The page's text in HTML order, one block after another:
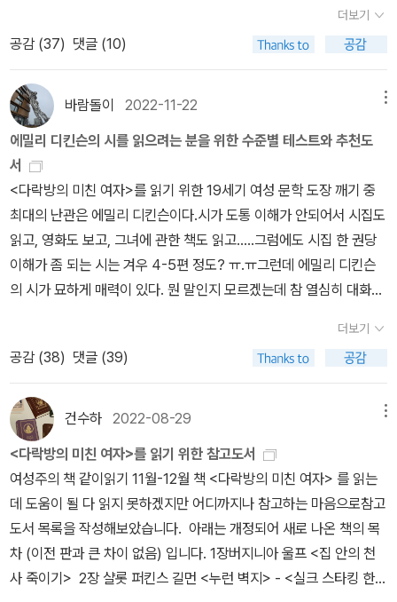
해 이렇게 말한다.˝나는 달랠 길 없는 슬픔을 품은 채 그토록 오랫동
안 살기 위해서는 영웅적 용기가 필요했을 것이라고 느낀다. 에밀리
디킨슨은 가장 사랑하는 친구, 통렬할 정도로 가장 가까웠던 친구를
36년 동안 자신의 온 존재를 다해 사랑했다.˝(<<진리의 발견>> 60
9쪽) 달랠 길 없는 슬픔. 디킨슨이 사랑한 사람은 친구이자 오빠의 아
내였다. 이루어질 수 없는 사랑의 대상을 먼 발치서 바라보며 그녀는
˝달랠 길 없는 슬픔˝을 시로 달랬다. 그 위안이 얼마나 컸을까만은 55
세까지 버틸 수 있는 힘을 줄만큼은 되었다. 오랜 세월 시인은 분명 뼈
가 깎이는 고통을 겪었을 테지만, 깎인 뼛가루에서 ‘시‘라는 사리가 탄
생했다. 그것도 한 개가 아니라 수천 개가. 그 구슬들은 하나같이 반짝
거렸다. 에밀리 디킨슨은 이십 대 후반부터 세상과 담을 쌓고 살았다.
그녀는 두 개의 창이 있는, 햇살 잘 드는 작은 방에서 가로세로 대략
45센티미터의 책상에 앉아 세계를 누볐다. 책이라는 ˝군함˝을 타고
과 영원, 아름다움과 추함, 읽기와 쓰기의 즐거움을 노래했다. 디킨슨
의 시를 읽는 것은 그 노래를 듣는 것이다. 이 노래에는 다운로드 비용
이 들지 않는다. ˝아무리 가난해도˝ 들을 수 있다. 그래서 나는 이 노
래를 매일 들어볼까 일단 생각만 해본다.^^;;; If I read a book and i
t makes my whole body so cold no fire can warm me I kno
w that is poetry. If I feel physically as if the top of my head
were taken off, I know that is poetry. These are the only w
ay I know it. Is there any other way? 내가 읽은 책 한 권이 내
온몸을 어떤 불로도 데울 수 없을 만큼 싸늘하게 만든다면, 그게 시예
언 혈통 작가가 쓴 작품만 모아 놓은 시리즈는 상당히 이례적이다.2.
고딕서가 - 수상쩍을 정도로 고딕 문학에 진심인 출판사여기는 제목
그대로 고딕 문학을 집중적으로 내고 있어서, 지금까지 나온 다섯 권
모두가 딱 그 장르에 해당한다. 그중 두 권은 장편이고 (그중 하나는
무려 르파뉴의 작품이다!), 세 권은 개스켈, 올컷, 셸리 같은 작가들의
작품을 모은 단편집이다. 번역자가 모두 같은 사람인 것으로 미루어
이른바 '덕업일치'의 경지에 이른 1인 출판사인지도 모르겠다.(비슷한
경우가 과거 SF만 열심히 간행하다가 결국 우주 저편으로 사라졌던
'불새' 출판사인데, 아쉽게도 1인 출판사로 기획부터 제작까지 도맡다
보니 번역이나 편집에서는 어설픈 부분이 적지 않았다고 기억한다.
인이 소장하던 '사이보그 009'와 '초인 로크' 전권을 매각하겠다고 S
NS에 올리는 '패기'를 보여주었던 것이 각별히 기억에 남는다). 그런
정도를 제외하면 본격적인 고딕 문학에 해당하는 작품은 의외로 많이
소개되지 않았다고 기억하기 때문에 한층 더 궁금하고 신기하고, 뭐,
그렇다.(카포티와 오코너와 매컬러스로 대표되는 '남부 고딕'과는 또
느낌이 많이 다르지 않나 싶기도 하다. '고딕'의 정의를 뭐로 하느냐에
따라 다를 수도 있기는 한데, 게이먼의 '죽음'이나 애덤스의 '웬즈데이'
같은 '고스'와는 또 뭐가 다른지도 따져봐야 할 것 같으니, 이것도 본
격적으로 파고 들어가 보면 제법 공부를 해야 될 것 같기도 하다). 일
단 고딕서가의 책은 세 권쯤 이미 사다 놓았으니 조금 한가해질 때에
자 씨익~.작년 1월 중 완독 했었는데 읽고 너무 좋아서 독후 활동?도
하면서 혼자 놀았던 흔적들이 보여 사진을 올려본다. 그때는 리뷰를
쓰게 된다면 같이 올려보려고 사진을 찍어 뒀었는데 리뷰를 어떻게
써야 하나? 고민만 하다가 시간이 지났던 것 같다.그러니까, 너무 좋
은데 이 좋은 걸 어떻게 설명해야 하나요? 뭐 그런 심정이었달까?중
년의 올리브와 가족, 그리고 올리브 이웃들의 솔직하면서, 현실적인
서로의 관계에 대해 면밀하게 묘사되어 있는데 어쩌면 곧 우리에게
다가올, 또는 지금 현재 닥친 우리네 모습을 되돌아 볼 수 있도록 쓴
무척 공감가는 소설이었다. 올리브 덕분에 줄곧 노년의 건강한 올리
브가 되고 싶어 걷기 싫어도 열심히 걷고 있기도 하다.아래 사진은 올
리브 책 내용과는 전혀 상관 없다.참고 하시길^^개인적으로 올리브
그린 색을 좋아한다. 나는 주로 녹차색이라고 부르긴 하는데, 올리브
책의 표지는 별로여도 <올리브 키터리지>책이 너무 좋아 저 색이 정
확히 어떤 색인지 찾아보려고 할일없이 저런 짓도 했었던....올리브 그
린 색일 것이라 단정했던 나였건만, 막상 색연필을 비교해보니 마린
그린색 988 번 같기도 하다. 옷장에 있는 올리브 그린색이라 칭하는
쉐타랑 조끼랑 양말을 들고 나와 비교를 해봤지만, 똑같은 색이 없는
듯하다.아, 올리브 당신은 어떤 그 무엇과도 대체할 수 없는 당신만의
색깔을 지니고 계시군요? 신디가 고개를 돌렸다. 햇빛이 장엄했다.
한낮의 빛이 끝을 향하면서 입 벌린 모습을 한 태양이 연푸른 하늘을
배경으로 황홀한 노란색을 쏟아냈고, 그 빛은 헐벗은 나뭇가지들 사
nel is not lighted Existence with a wallIs better we consider
Than not exist at all - (보이지 않는)암흑, 절망 속에서도누군가가
바꿔놓는 접시에 올려차린 식탁 한 번에 한손님 그리고두 번째는 차
리지 않는다남긴 부스러기를 까마귀들이 살펴보다묘하게 깍깍대며푸
드득 지나쳐농부의 옥수수로 가버렸고사람들이 그것을 먹고 죽는다F
ame is a fickle foodUpon a shifting plateWhose table once
a Guest but notThe second time is setWhose crumbs the
crows inspectAnd with ironic cawFlap past it to theFarme
r's CornMen eat of it and die.첫 번째 행과 마지막 결말이 마치
이어지는 듯명예를 좇던 이의 좋지 않은 결말이 떠올랐다원어와 함께
바로 읽을 수 있으니 좋다.역시 원어 문장이 더 좋은 것 같지만 번역에
분 봤는데 굉장히 좋다고 하셨다. (비타님과 루피닷님인데 존경합니
다. ^^) 다른 분들은 지난 글 반응을 보았을 때 다들 나보다는 나았지
만 또 나랑 비슷한 분들도 많아서 역시 위로가 됐다. ^^어쨌든 이상하
게 오기가 생긴다. 보통 이렇게 이해가 잘 안가면 그냥 던져버리는데
<다락방의 미친 여자>을 읽기 위해서라고 생각해도 평소의 내 성격
이나 행동패턴에 비하면 집착하고 있는거 같다. 에밀리 디킨슨 당신
이 이기나 내가 이기나 한번 해보자 뭐 이런..... 하여튼 시집을 6권을
읽었는데 이해가 되는 시는 시집 한 권당 3-4편에 불과하다. 그래서
그녀에 대한 자료를 찾고 그녀에 대한 이야기들을 찾기 시작했다. 작
가의 생애나 생각, 주변 환경같은걸 알면 좀 이해가 되는 경우가 많으
니까 말이다. 시인 에밀리 디킨슨의 이름을 처음 들은건 마리아 포포
바의 책 <진리의 발견>에서가 최초였다. 여기서 에밀리 디킨슨이
상당한 분량으로 서술되는데 사실 이 때도 그녀의 시는 좀 흐린 눈으
로 읽었다. 이유는 역시 이해가 잘 안되어서...... 이 책에서 시인의 삶
다. 원래 친구였는데 수잔이 시인의 오빠와 결혼하면서 둘은 더욱 친
해지고 그것이 사랑으로까지 이어졌다는 것이다. 아니면 원래 둘이
서로 사랑했는데 당시의 현실때문에 수잔이 디킨슨가를 떠나지 않고
시인의 곁에 남기 위해 그 오빠와 결혼했다는 가설도 이 책에서 제시
하고 있다. 둘의 사랑을 암시하는 편지나 시가 많은데 그 중 내 마음에
들어온 시는두 개의 석양을 보냅니다 ㅡ낮과 내가 ㅡ 앞서거니 뒤서
거니 달리다 ㅡ나는 둘을 끝냈답니다 ㅡ 별 네댓 개도요 ㅡ그동안 그
는 ㅡ 하나를 만들고 있었어요 ㅡ그의 것은 훨씬 컸지만 ㅡ 내가 한 친
더보기
공감 (37) 댓글 (10)
바람돌이 2022-11-22
에밀리 디킨슨의 시를 읽으려는 분을 위한 수준별 테스트와 추천도
서
<다락방의 미친 여자>를 읽기 위한 19세기 여성 문학 도장 깨기 중
최대의 난관은 에밀리 디킨슨이다.시가 도통 이해가 안되어서 시집도
읽고, 영화도 보고, 그녀에 관한 책도 읽고.....그럼에도 시집 한 권당
이해가 좀 되는 시는 겨우 4-5편 정도? ㅠ.ㅠ그런데 에밀리 디킨슨
의 시가 묘하게 매력이 있다. 뭔 말인지 모르겠는데 참 열심히 대화를
는 지금 대화중>이라고 붙이겠다.그럼 누구와 대화를 하느냐?그게
진짜 사람을 딱 미치게 하는게 에밀리 디킨슨의 대화상대는 자기 자
신인거다. 에밀리 디킨슨의 시 중 다른 사람에게 보내는 편지에 쓴거
말고는 전부 자신과 대화하고 있는 것.에밀리 디킨슨은 정말 수다스
럽다. 하고 싶은 얘기가 너무 너무 많다.그런데 그런 자신의 이야기를
다 들어주고 이해해줄 수 있는 건 세상에 오로지 자기 자신뿐....그러
므로 그녀는 자신을 대상으로 온갖 자연과 철학과 인생에 대해서 엄
청난 수다를 시로 쓰는거다.시가 뭘 말하는지는 모르겠는데 자꾸 읽
다보니 에밀리 디킨슨 시의 이런 면은 느껴지는거다.이게 무슨 귀신
씨나락 까먹는 소리냐고?그러니까 내 말은 에밀리 디킨슨은 독자와
대화를 안한다는 거다. 그녀의 모든 시에서 독자는 애초에 고려가 된
더보기
공감 (38) 댓글 (39)
건수하 2022-08-29
<다락방의 미친 여자>를 읽기 위한 참고도서
여성주의 책 같이읽기 11월-12월 책 <다락방의 미친 여자> 를 읽는
데 도움이 될 다 읽지 못하겠지만 어디까지나 참고하는 마음으로참고
도서 목록을 작성해보았습니다. 아래는 개정되어 새로 나온 책의 목
차 (이전 판과 큰 차이 없음) 입니다. 1장버지니아 울프 <집 안의 천
사 죽이기> 2장 샬롯 퍼킨스 길먼 <누런 벽지> - <실크 스타킹 한